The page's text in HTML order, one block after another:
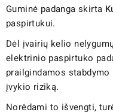
Guminė padanga skirta
paspirtukui.
Dėl įvairių kelio
elektrinio paspirtuko
prailgindamos
įvykio riziką.
Norėdami to išvengti,